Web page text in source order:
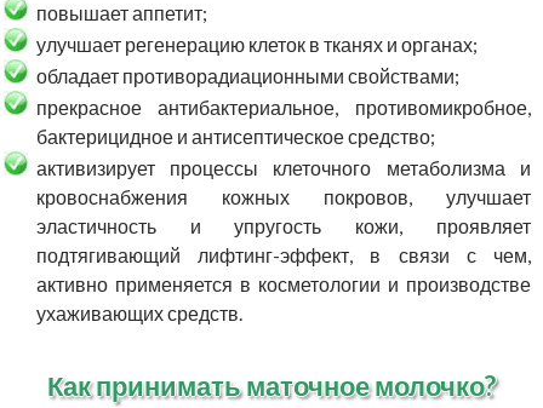
повышает аппетит;
улучшает регенерацию клеток в тканях и органах;
обладает противорадиационными свойствами;
прекрасное антибактериальное, противомикробное,
бактерицидное и антисептическое средство;
активизирует процессы клеточного метаболизма и
кровоснабжения кожных покровов, улучшает
эластичность и упругость кожи, проявляет
подтягивающий лифтинг-эффект, в связи с чем,
активно применяется в косметологии и производстве
ухаживающих средств.
Как принимать маточное молочко?